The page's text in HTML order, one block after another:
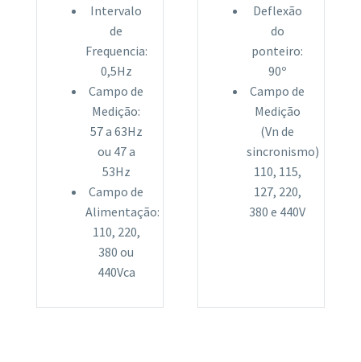
Intervalo
de
Frequencia:
0,5Hz
Campo de
Medição:
57 a 63Hz
ou 47 a
53Hz
Campo de
Alimentação:
110, 220,
380 ou
440Vca
Deflexão
do
ponteiro:
90º
Campo de
Medição
(Vn de
sincronismo)
110, 115,
127, 220,
380 e 440V